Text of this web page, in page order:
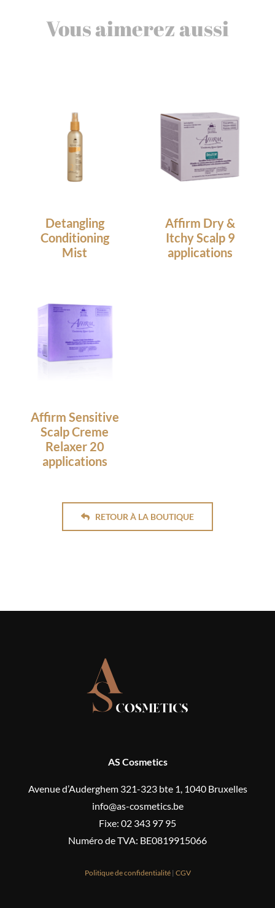
Vous aimerez aussi
Detangling
Conditioning
Mist
Affirm Dry &
Itchy Scalp 9
applications
Affirm Sensitive
Scalp Creme
Relaxer 20
applications
RETOUR À LA BOUTIQUE
AS Cosmetics
Avenue d’Auderghem 321-323 bte 1, 1040 Bruxelles
info@as-cosmetics.be
Fixe: 02 343 97 95
Numéro de TVA: BE0819915066
Politique de confidentialité| CGV